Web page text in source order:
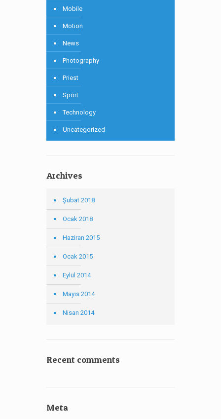
Mobile
Motion
News
Photography
Priest
Sport
Technology
Uncategorized
Archives
Şubat 2018
Ocak 2018
Haziran 2015
Ocak 2015
Eylül 2014
Mayıs 2014
Nisan 2014
Recent comments
Meta